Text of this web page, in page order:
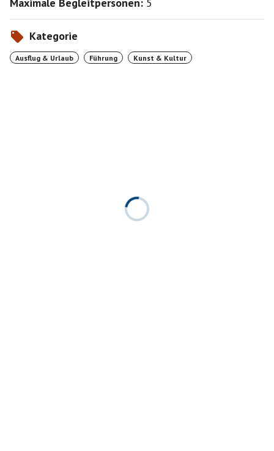
Kategorie
Ausflug & Urlaub Führung Kunst & Kultur